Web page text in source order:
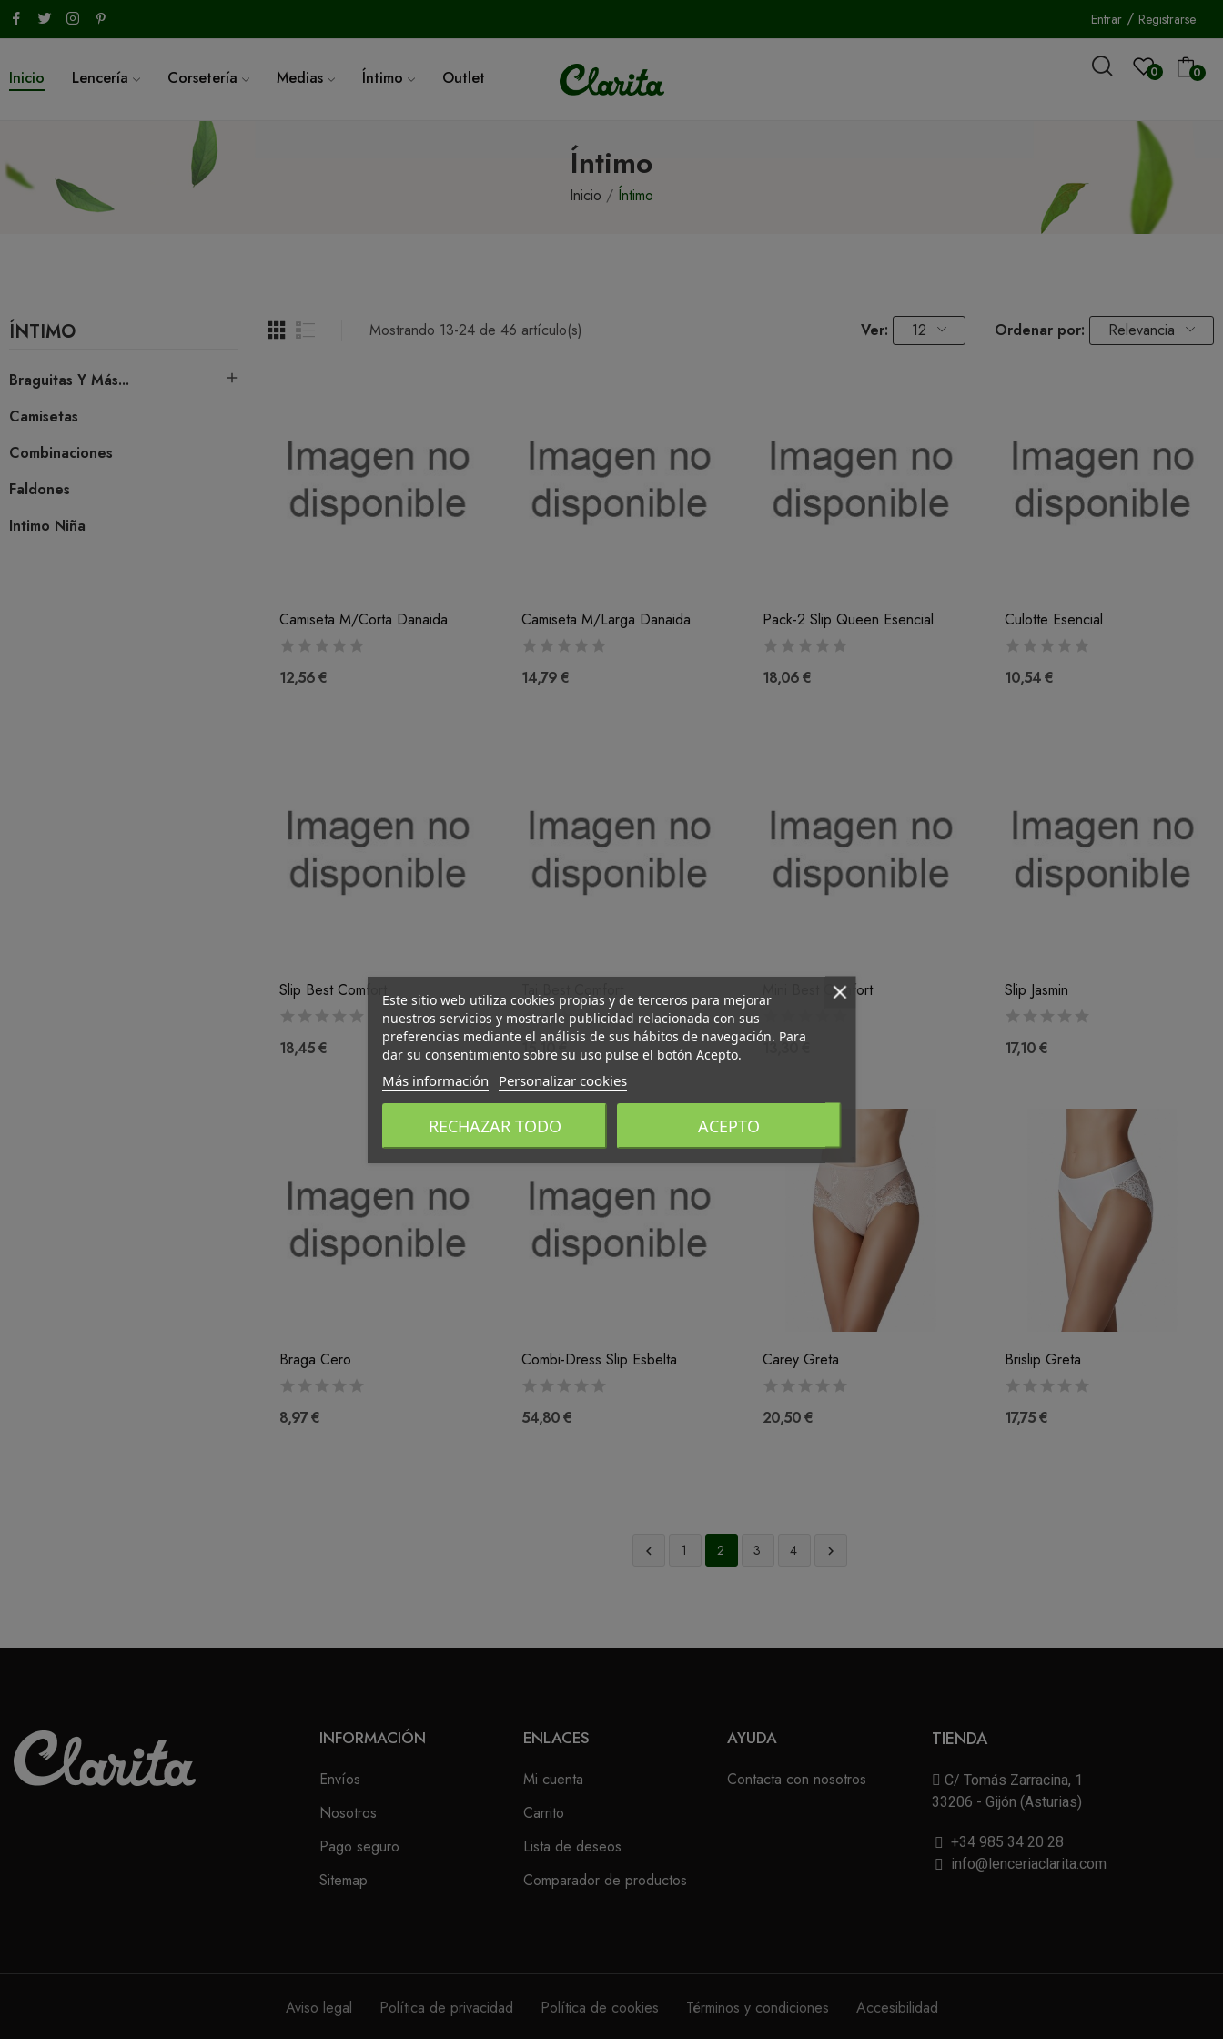
Entrar/ Registrarse
Inicio Lencería Corsetería Medias Íntimo Outlet 0 0
Íntimo
Inicio Íntimo
ÍNTIMO
Braguitas Y Más... 
Camisetas
Combinaciones
Faldones
Intimo Niña
Mostrando 13-24 de 46 artículo(s) Ver: 12 Ordenar por: Relevancia
Camiseta M/Corta Danaida
12,56 €
Camiseta M/Larga Danaida
14,79 €
Pack-2 Slip Queen Esencial
18,06 €
Culotte Esencial
10,54 €
Slip Best Comfort
18,45 €
Tai Best Comfort
15,10 €
Mini Best Comfort
13,30 €
Slip Jasmin
17,10 €
Braga Cero
8,97 €
Combi-Dress Slip Esbelta
54,80 €
Carey Greta
20,50 €
Brislip Greta
17,75 €
 1 2 3 4 
INFORMACIÓN
Envíos
Nosotros
Pago seguro
Sitemap
ENLACES
Mi cuenta
Carrito
Lista de deseos
Comparador de productos
AYUDA
Contacta con nosotros
TIENDA
C/ Tomás Zarracina, 1
33206 - Gijón (Asturias)
+34 985 34 20 28
info@lenceriaclarita.com
Este sitio web utiliza cookies propias y de terceros para mejorar
nuestros servicios y mostrarle publicidad relacionada con sus
preferencias mediante el análisis de sus hábitos de navegación. Para
dar su consentimiento sobre su uso pulse el botón Acepto.
Más información Personalizar cookies
RECHAZAR TODO ACEPTO
Aviso legal Política de privacidad Política de cookies Términos y condiciones Accesibilidad